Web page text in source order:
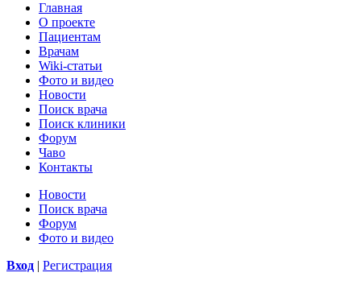
Главная
О проекте
Пациентам
Врачам
Wiki-статьи
Фото и видео
Новости
Поиск врача
Поиск клиники
Форум
Чаво
Контакты
Новости
Поиск врача
Форум
Фото и видео
Вход | Регистрация